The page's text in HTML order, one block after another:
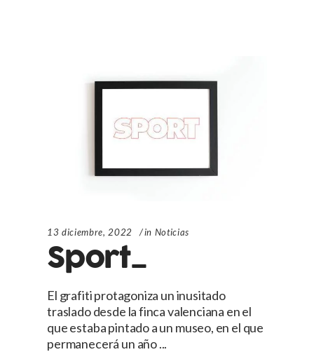
13 diciembre, 2022 in Noticias
Sport_
El grafiti protagoniza un inusitado
traslado desde la finca valenciana en el
que estaba pintado a un museo, en el que
permanecerá un año